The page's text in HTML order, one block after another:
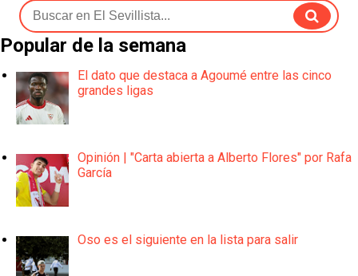
Popular de la semana
El dato que destaca a Agoumé entre las cinco
grandes ligas
Opinión | "Carta abierta a Alberto Flores" por Rafa
García
Oso es el siguiente en la lista para salir